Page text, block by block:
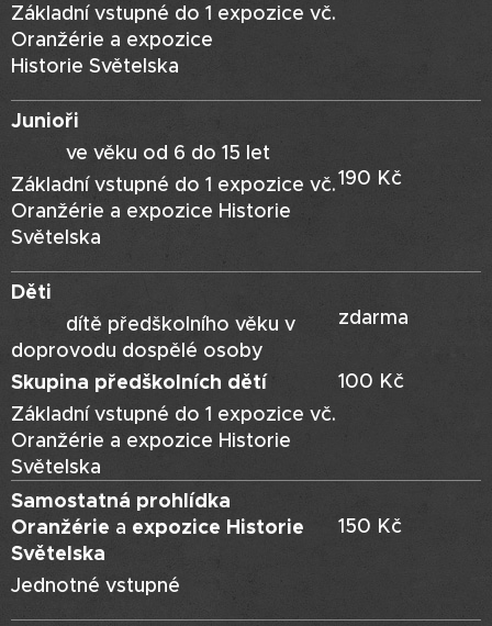
Základní vstupné do 1 expozice vč.
Oranžérie a expozice
Historie Světelska
Junioři
ve věku od 6 do 15 let
Základní vstupné do 1 expozice vč.
Oranžérie a expozice Historie
Světelska
190 Kč
Děti
dítě předškolního věku v
doprovodu dospělé osoby
Skupina předškolních dětí
Základní vstupné do 1 expozice vč.
Oranžérie a expozice Historie
Světelska
zdarma
100 Kč
Samostatná prohlídka
Oranžérie a expozice Historie
Světelska
Jednotné vstupné
150 Kč